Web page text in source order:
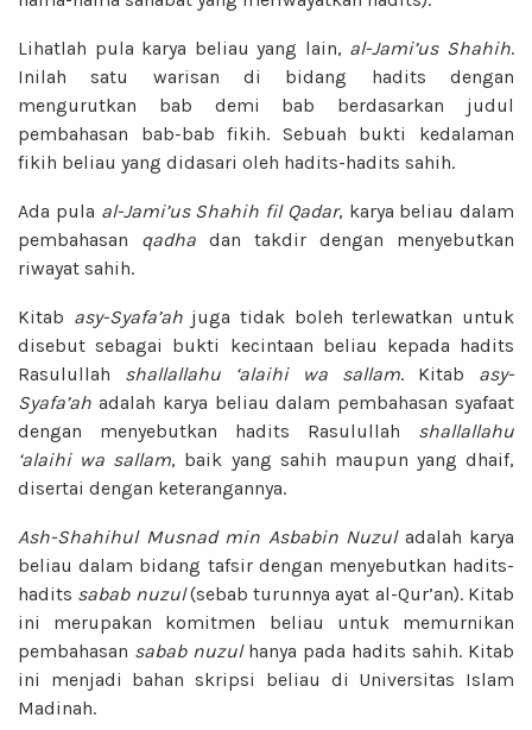
Lihatlah pula karya beliau yang lain, al-Jami’us Shahih.
Inilah satu warisan di bidang hadits dengan
mengurutkan bab demi bab berdasarkan judul
pembahasan bab-bab fikih. Sebuah bukti kedalaman
fikih beliau yang didasari oleh hadits-hadits sahih.
Ada pula al-Jami’us Shahih fil Qadar, karya beliau dalam
pembahasan qadha dan takdir dengan menyebutkan
riwayat sahih.
Kitab asy-Syafa’ah juga tidak boleh terlewatkan untuk
disebut sebagai bukti kecintaan beliau kepada hadits
Rasulullah shallallahu ‘alaihi wa sallam. Kitab asy-
Syafa’ah adalah karya beliau dalam pembahasan syafaat
dengan menyebutkan hadits Rasulullah shallallahu
‘alaihi wa sallam, baik yang sahih maupun yang dhaif,
disertai dengan keterangannya.
Ash-Shahihul Musnad min Asbabin Nuzul adalah karya
beliau dalam bidang tafsir dengan menyebutkan hadits-
hadits sabab nuzul(sebab turunnya ayat al-Qur’an). Kitab
ini merupakan komitmen beliau untuk memurnikan
pembahasan sabab nuzul hanya pada hadits sahih. Kitab
ini menjadi bahan skripsi beliau di Universitas Islam
Madinah.